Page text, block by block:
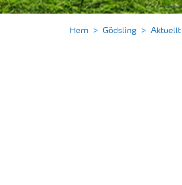
Hem Gödsling Aktuellt